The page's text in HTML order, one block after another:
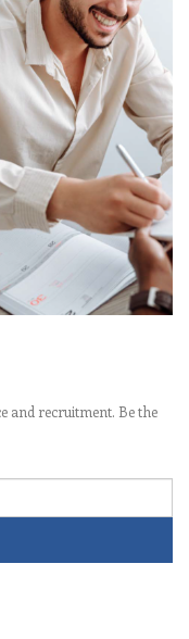
and recruitment. Be the